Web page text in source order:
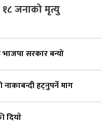
१८ जनाको मृत्यु
भाजपा सरकार बन्यो
नाकाबन्दी हट्नुपर्ने माग
दियाे